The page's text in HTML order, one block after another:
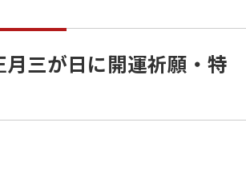
三が日に開運祈願・特